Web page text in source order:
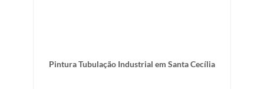
Pintura Tubulação Industrial em Santa Cecília